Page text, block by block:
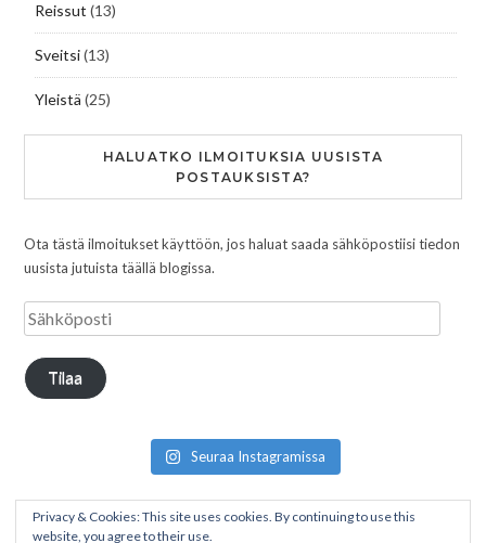
Reissut (13)
Sveitsi(13)
Yleistä (25)
HALUATKO ILMOITUKSIA UUSISTA
POSTAUKSISTA?
Ota tästä ilmoitukset käyttöön, jos haluat saada sähköpostiisi tiedon
uusista jutuista täällä blogissa.
Tilaa
Seuraa Instagramissa
Privacy & Cookies: This site uses cookies. By continuing to use this
website, you agree to their use.